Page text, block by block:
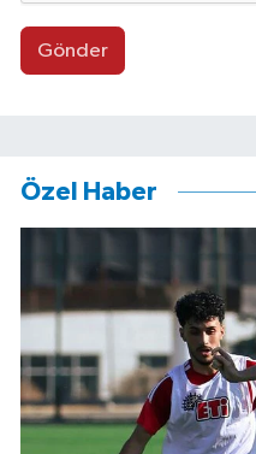
Gönder
Özel Haber